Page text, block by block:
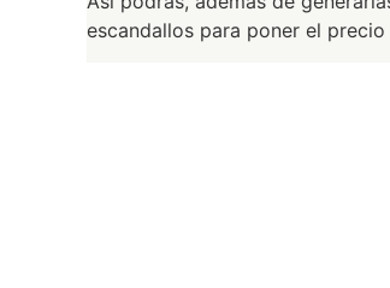
escandallos para poner el